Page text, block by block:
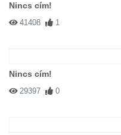
Nincs cím!
41408 1
Nincs cím!
29397 0